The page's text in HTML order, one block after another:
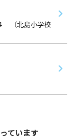
（北島小学校
ています